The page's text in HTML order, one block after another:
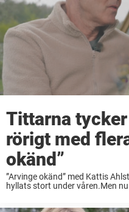
Tittarna
rörigt med
okänd”
”Arvinge okänd” med Kattis
hyllats stort under våren.Men